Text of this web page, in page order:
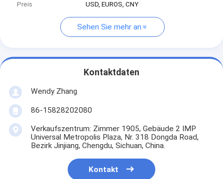
Preis
USD, EUROS, CNY
Sehen Sie mehr an
Kontaktdaten
Wendy Zhang
86-15828202080
Verkaufszentrum: Zimmer 1905, Gebäude 2 IMP
Universal Metropolis Plaza, Nr. 318 Dongda Road,
Bezirk Jinjiang, Chengdu, Sichuan, China.
Kontakt